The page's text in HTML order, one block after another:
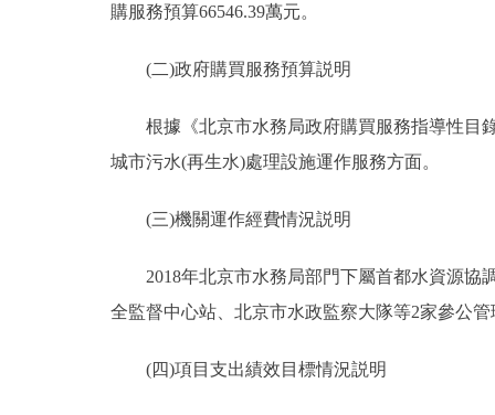
購服務預算66546.39萬元。
(二)政府購買服務預算説明
根據《北京市水務局政府購買服務指導性目錄
城市污水(再生水)處理設施運作服務方面。
(三)機關運作經費情況説明
2018年北京市水務局部門下屬首都水資源協
全監督中心站、北京市水政監察大隊等2家參公
(四)項目支出績效目標情況説明